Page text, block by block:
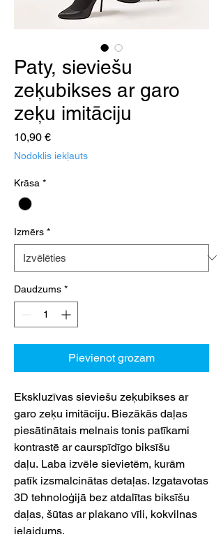
Paty, sieviešu
zeķubikses ar garo
zeķu imitāciju
10,90 €Cena
Nodoklis iekļauts
Krāsa *
Izmērs *
Daudzums *
Pievienot grozam
Ekskluzīvas sieviešu zeķubikses ar
garo zeķu imitāciju. Biezākās daļas
piesātinātais melnais tonis patīkami
kontrastē ar caurspīdīgo biksīšu
daļu. Laba izvēle sievietēm, kurām
patīk izsmalcinātas detaļas. Izgatavotas
3D tehnoloģijā bez atdalītas biksīšu
daļas, šūtas ar plakano vīli, kokvilnas
ielaidums.